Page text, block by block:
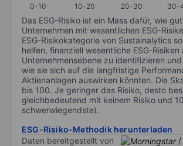
0-10
10-20 20-30 30-
Das ESG-Risiko ist ein Mass dafür, wie
Unternehmen mit wesentlichen ESG-
ESG-Risikokategorie von Sustainalytics
helfen, finanziell wesentliche ESG-Risiken
Unternehmensebene zu identifizieren
wie sie sich auf die langfristige
Aktienanlagen auswirken könnten. Die
bis 100. Je geringer das Risiko, desto
gleichbedeutend mit keinem Risiko und
schwerwiegendste).
ESG-Risiko-Methodik herunterladen
Daten bereitgestellt von
/